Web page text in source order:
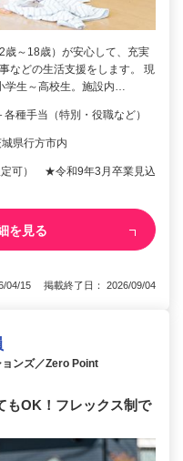
歳～18歳）が安心して、充実
などの生活支援をします。 現
生～高校生。施設内…
種手当（特別・役職など）
県行方市内
定可） ★令和9年3月卒業見込
を見る
04/15 掲載終了日： 2026/09/04
ンズ／Zero Point
もOK！フレックス制で